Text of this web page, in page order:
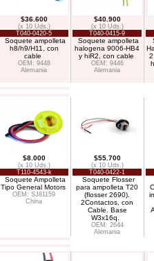
$36.600
(x 10 Uds.)
T040-0420-5
Soquete ampolleta
h8/h9/H11, con
cable
OEM: 9448
Alemania
$40.900
(x 10 Uds.)
T040-0415-9
Soquete ampolleta
halogena 9006-HB4
y hiR2, con cable
OEM: 9446
Alemania
$8.000
(x 10 Uds.)
T110-4543-k
Soquete Ampolleta
Tipo General Motors
OEM: SJ81159
China
$55.700
(x 10 Uds.)
T040-0422-1
Soquete Flosser
para ampolleta T20
(flosser 2690).
2Contactos, con
Cable. Base
W3x16q.
OEM: 2644
Alemania